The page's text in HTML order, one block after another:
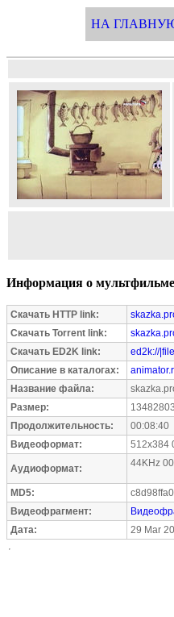
НА
Информация о
Скачать HTTP link:
Скачать Torrent link:
Скачать ED2K link:
ed2k://
Описание в каталогах:
Название файла:
Размер:
Продолжительность:
00:08:40
Видеоформат:
512x384
Аудиоформат: 44KHz
MD5:
Видеофрагмент:
Дата:
29 Mar